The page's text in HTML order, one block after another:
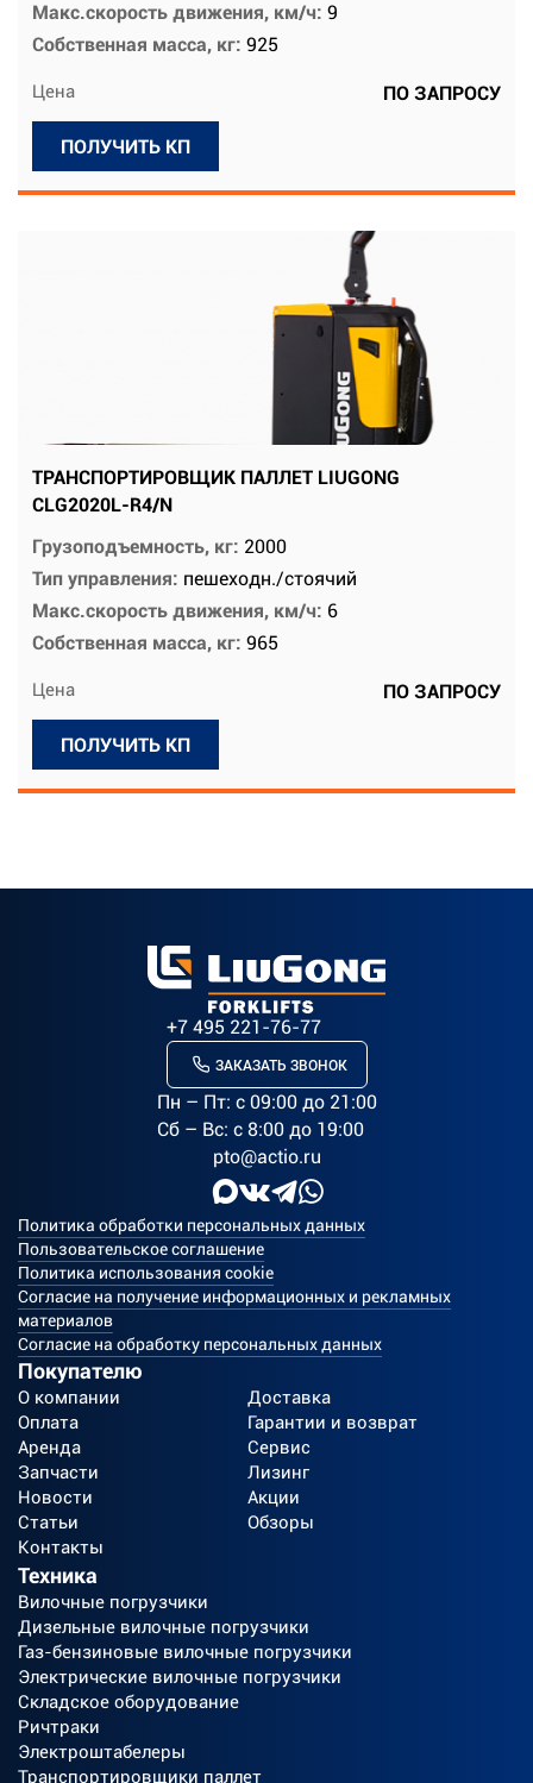
Макс.скорость движения, км/ч: 9
Собственная масса, кг: 925
Цена ПО ЗАПРОСУ
ПОЛУЧИТЬ КП
ТРАНСПОРТИРОВЩИК ПАЛЛЕТ LIUGONG
CLG2020L-R4/N
Грузоподъемность, кг: 2000
Тип управления: пешеходн./стоячий
Макс.скорость движения, км/ч: 6
Собственная масса, кг: 965
Цена ПО ЗАПРОСУ
ПОЛУЧИТЬ КП
+7 495 221-76-77
ЗАКАЗАТЬ ЗВОНОК
Пн – Пт: c 09:00 до 21:00
Сб – Вс: с 8:00 до 19:00
pto@actio.ru
Политика обработки персональных данных
Пользовательское соглашение
Политика использования cookie
Согласие на получение информационных и рекламных
материалов
Согласие на обработку персональных данных
Покупателю
О компании
Доставка
Оплата
Гарантии и возврат
Аренда
Сервис
Запчасти
Лизинг
Новости
Акции
Статьи
Обзоры
Контакты
Техника
Вилочные погрузчики
Дизельные вилочные погрузчики
Газ-бензиновые вилочные погрузчики
Электрические вилочные погрузчики
Складское оборудование
Ричтраки
Электроштабелеры
Транспортировщики паллет